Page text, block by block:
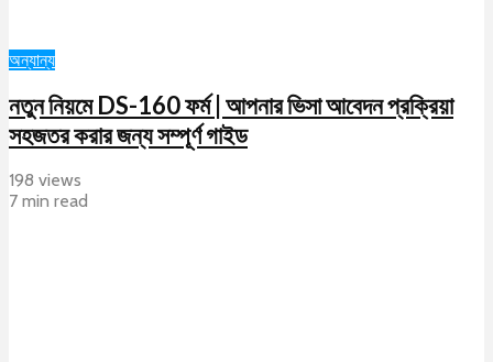
অন্যান্য
নতুন নিয়মে DS-160 ফর্ম | আপনার ভিসা আবেদন প্রক্রিয়া
সহজতর করার জন্য সম্পূর্ণ গাইড
198 views
7 min read